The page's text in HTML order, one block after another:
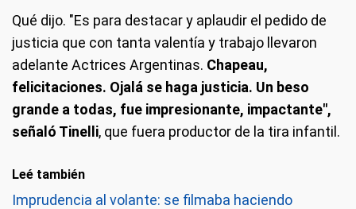
Qué dijo. "Es para destacar y aplaudir el pedido de
justicia que con tanta valentía y trabajo llevaron
adelante Actrices Argentinas. Chapeau,
felicitaciones. Ojalá se haga justicia. Un beso
grande a todas, fue impresionante, impactante",
señaló Tinelli, que fuera productor de la tira infantil.
Leé también
Imprudencia al volante: se filmaba haciendo